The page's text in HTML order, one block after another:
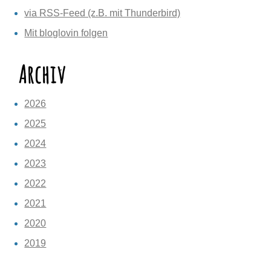
via RSS-Feed (z.B. mit Thunderbird)
Mit bloglovin folgen
Archiv
2026
2025
2024
2023
2022
2021
2020
2019